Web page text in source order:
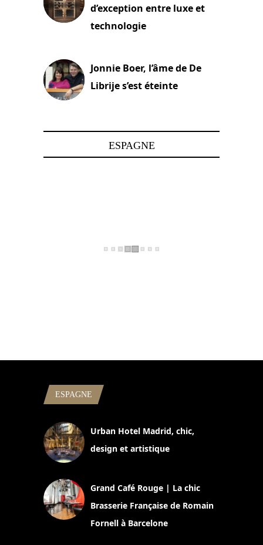
d’exception entre luxe et
technologie
Jonnie Boer, l’âme de De
Librije s’est éteinte
ESPAGNE
ESPAGNE
Urban Hotel Madrid, chic,
design et artistique
Grand Café Rouge | La chic
Brasserie Française de Romain
Fornell à Barcelone